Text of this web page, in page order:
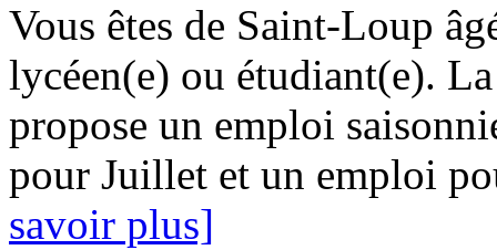
Vous êtes de Saint-Loup
lycéen(e) ou étudiant(e).
propose un emploi
pour Juillet et un emploi
savoir plus]